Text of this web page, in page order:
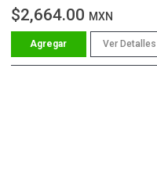
$2,664.00 MXN
Ver Detalles